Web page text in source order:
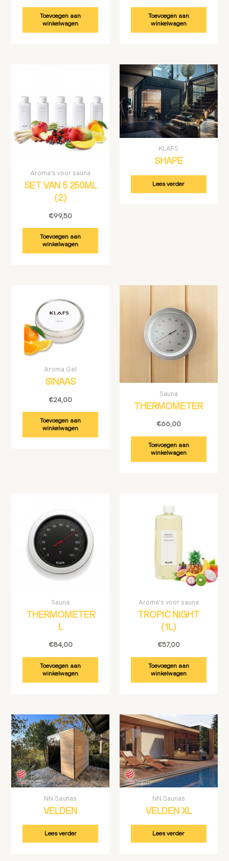
Toevoegen aan
winkelwagen
Toevoegen aan
winkelwagen
Aroma's voor sauna
SET VAN 5 250ML
(2)
€99,50
Toevoegen aan
winkelwagen
KLAFS
SHAPE
Lees verder
Aroma Gel
SINAAS
€24,00
Toevoegen aan
winkelwagen
Sauna
THERMOMETER
€66,00
Toevoegen aan
winkelwagen
Sauna
THERMOMETER
L
€84,00
Toevoegen aan
winkelwagen
Aroma's voor sauna
TROPIC NIGHT
(1L)
€57,00
Toevoegen aan
winkelwagen
NN Saunas
VELDEN
Lees verder
NN Saunas
VELDEN XL
Lees verder